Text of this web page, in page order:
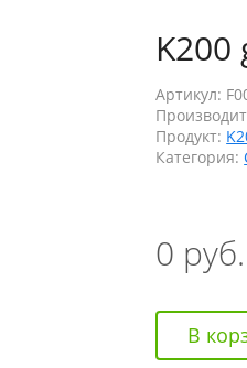
K200
Артикул:
Продукт:
Категория:
0 руб.
В